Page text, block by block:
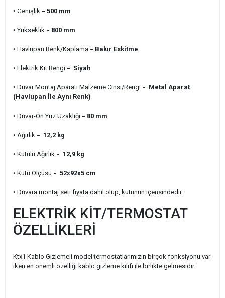
• Genişlik = 500 mm
• Yükseklik = 800 mm
• Havlupan Renk/Kaplama = Bakır Eskitme
• Elektrik Kit Rengi = Siyah
• Duvar Montaj Aparatı Malzeme Cinsi/Rengi = Metal Aparat
(Havlupan İle Aynı Renk)
• Duvar-Ön Yüz Uzaklığı = 80 mm
• Ağırlık = 12,2 kg
• Kutulu Ağırlık = 12,9 kg
• Kutu Ölçüsü = 52x92x5 cm
• Duvara montaj seti fiyata dahil olup, kutunun içerisindedir.
ELEKTRİK KİT/TERMOSTAT
ÖZELLİKLERİ
Ktx1 Kablo Gizlemeli model termostatlarımızın birçok fonksiyonu var
iken en önemli özelliği kablo gizleme kılıfı ile birlikte gelmesidir.